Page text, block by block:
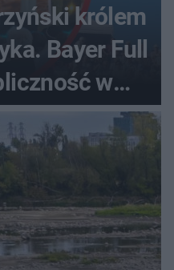
królem
Bayer Full
w